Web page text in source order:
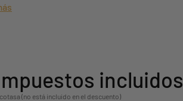
incluidos
(no está incluido en el descuento)